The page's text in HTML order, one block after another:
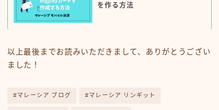
を作る方法
以上最後までお読みいただきまして、ありがとうござい
ました！
#マレーシア ブログ #マレーシア リンギット